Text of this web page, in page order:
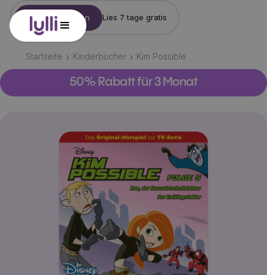
Konto erstellen Lies 7 tage gratis
Startseite Kinderbücher Kim Possible
50% Rabatt für 3 Monat